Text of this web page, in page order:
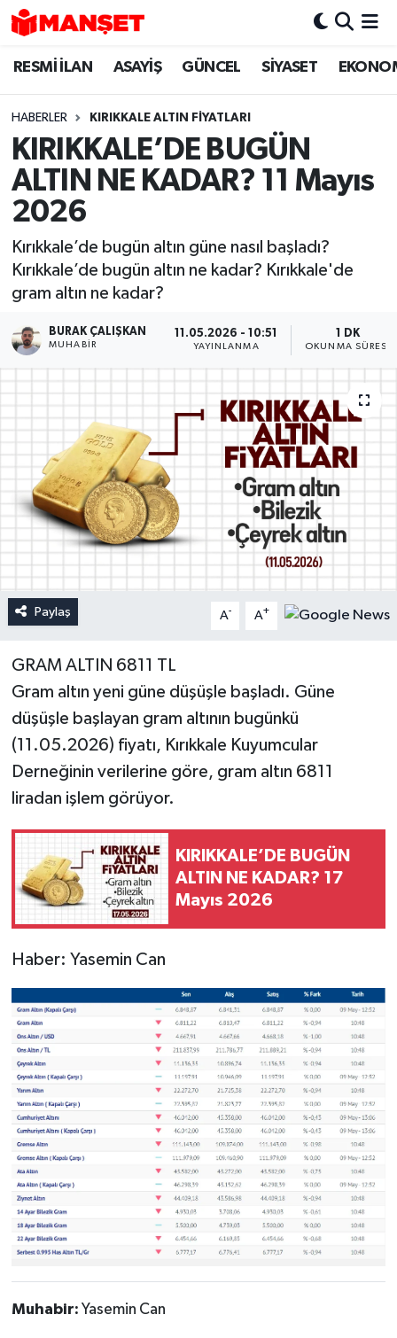
RESMİ İLAN ASAYİŞ GÜNCEL SİYASET
HABERLER KIRIKKALE ALTIN FİYATLARI
KIRIKKALE’DE BUGÜN
ALTIN NE KADAR? 11 Mayıs
2026
Kırıkkale’de bugün altın güne nasıl başladı?
Kırıkkale’de bugün altın ne kadar? Kırıkkale'de
gram altın ne kadar?
BURAK ÇALIŞKAN
MUHABIR
11.05.2026 - 10:51
YAYINLANMA
1 DK
OKUNMA SÜRESI
Paylaş A- A+
GRAM ALTIN 6811 TL
Gram altın yeni güne düşüşle başladı. Güne
düşüşle başlayan gram altının bugünkü
(11.05.2026) fiyatı, Kırıkkale Kuyumcular
Derneğinin verilerine göre, gram altın 6811
liradan işlem görüyor.
KIRIKKALE’DE BUGÜN
ALTIN NE KADAR? 17
Mayıs 2026
Haber: Yasemin Can
Muhabir: Yasemin Can
Hava Durumu
Trafik Durumu
Süper Lig Puan Durumu ve Fikstür
Tüm Manşetler
Son Dakika Haberleri
Haber Arşivi